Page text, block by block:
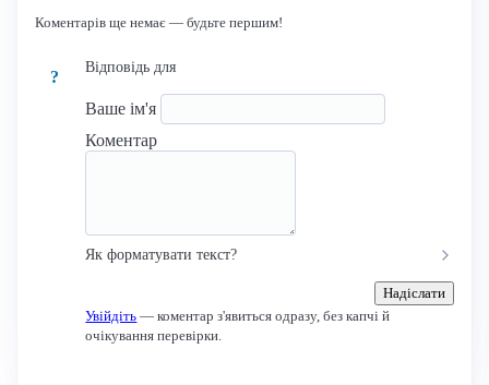
Коментарів ще немає — будьте першим!
?
Відповідь для
Ваше ім'я
Коментар
Як форматувати текст?
Надіслати
Увійдіть — коментар з'явиться одразу, без капчі й
очікування перевірки.